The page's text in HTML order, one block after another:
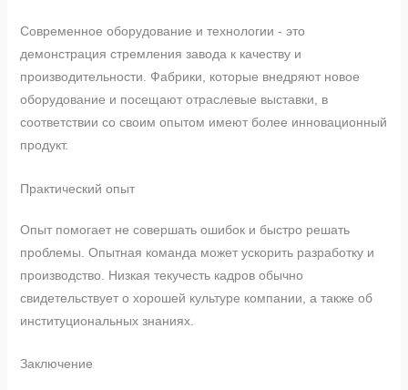
Современное оборудование и технологии - это
демонстрация стремления завода к качеству и
производительности. Фабрики, которые внедряют новое
оборудование и посещают отраслевые выставки, в
соответствии со своим опытом имеют более инновационный
продукт.
Практический опыт
Опыт помогает не совершать ошибок и быстро решать
проблемы. Опытная команда может ускорить разработку и
производство. Низкая текучесть кадров обычно
свидетельствует о хорошей культуре компании, а также об
институциональных знаниях.
Заключение